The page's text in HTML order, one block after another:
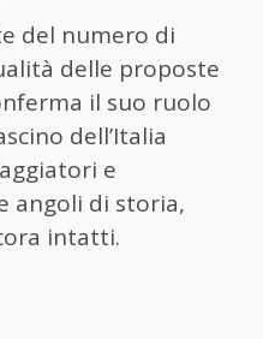
del numero di
delle proposte
il suo ruolo
dell’Italia
e
angoli di storia,
intatti.